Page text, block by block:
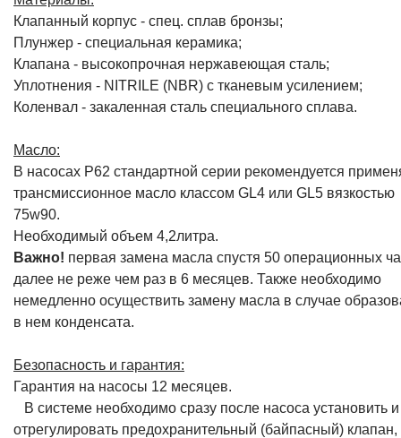
Клапанный корпус - спец. cплав бронзы;
Плунжер - специальная керамика;
Клапана - высокопрочная нержавеющая сталь;
Уплотнения - NITRILE (NBR) с тканевым усилением;
Коленвал - закаленная сталь специального сплава.
Масло:
В насосах P62 стандартной серии рекомендуется
трансмиссионное масло классом GL4 или GL5 вязкостью
75w90.
Необходимый объем 4,2литра.
Важно! первая замена масла спустя 50 операционных
далее не реже чем раз в 6 месяцев. Также необходимо
немедленно осуществить замену масла в случае
в нем конденсата.
Безопасность и гарантия:
Гарантия на насосы 12 месяцев.
В системе необходимо сразу после насоса установить и
отрегулировать предохранительный (байпасный) клапан,